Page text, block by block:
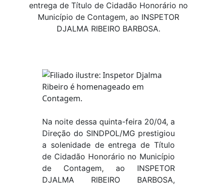
entrega de Título de Cidadão Honorário no
Município de Contagem, ao INSPETOR
DJALMA RIBEIRO BARBOSA.
Na noite dessa quinta-feira 20/04, a
Direção do SINDPOL/MG prestigiou
a solenidade de entrega de Título
de Cidadão Honorário no Município
de Contagem, ao INSPETOR
DJALMA RIBEIRO BARBOSA,